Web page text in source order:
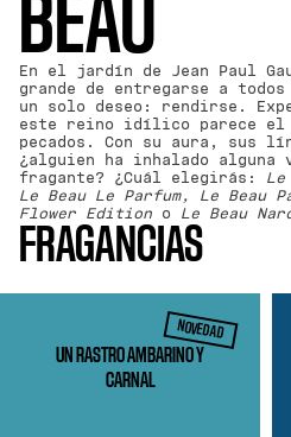
BEAU
En el jardín de Jean Paul
grande de entregarse a
un solo deseo: rendirse.
este reino idílico parece el
pecados. Con su aura, sus
¿alguien ha inhalado alguna
fragante? ¿Cuál elegirás:
Le Beau Le Parfum, Le Beau
Flower Edition o Le Beau
FRAGANCIAS
NOVEDAD
UN RASTRO AMBARINO Y
CARNAL